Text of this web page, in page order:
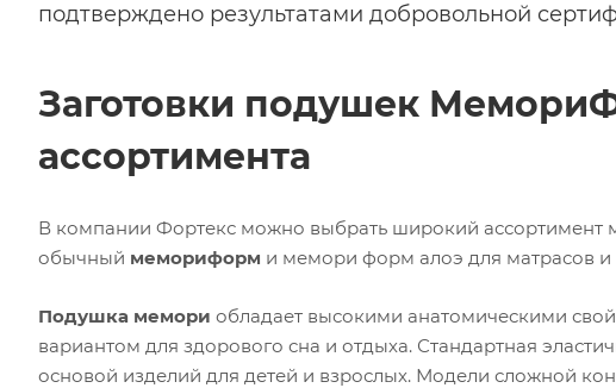
подтверждено результатами добровольной
Заготовки подушек
ассортимента
В компании Фортекс можно выбрать широкий
обычный мемориформ и мемори форм алоэ для матрасов и
Подушка мемори обладает высокими анатомическими
вариантом для здорового сна и отдыха. Стандартная
основой изделий для детей и взрослых. Модели сложной